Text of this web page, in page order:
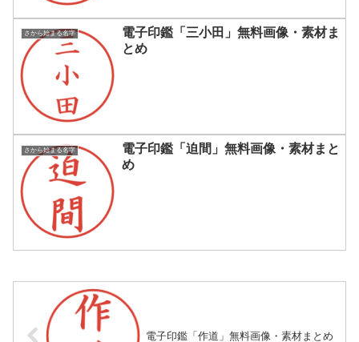
さから始まる名字
電子印鑑「三小田」無料画像・素材ま
とめ
さから始まる名字
電子印鑑「迫間」無料画像・素材まと
め
電子印鑑「作道」無料画像・素材まとめ